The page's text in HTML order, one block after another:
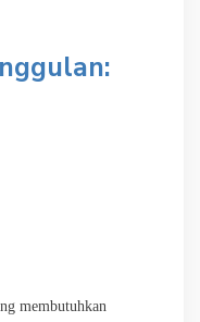
membutuhkan